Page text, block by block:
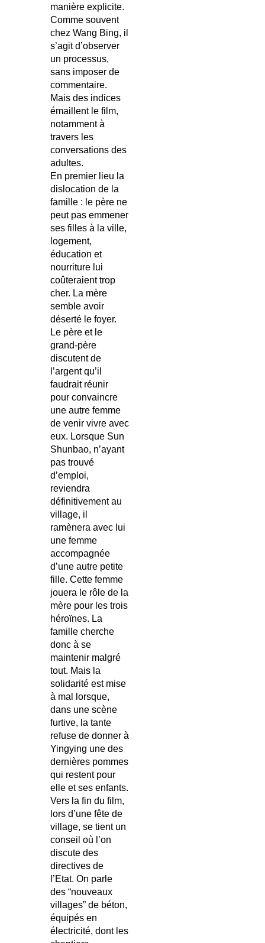
manière explicite.
Comme souvent
chez Wang Bing, il
s’agit d’observer
un processus,
sans imposer de
commentaire.
Mais des indices
émaillent le film,
notamment à
travers les
conversations des
adultes.
En premier lieu la
dislocation de la
famille : le père ne
peut pas emmener
ses filles à la ville,
logement,
éducation et
nourriture lui
coûteraient trop
cher. La mère
semble avoir
déserté le foyer.
Le père et le
grand-père
discutent de
l’argent qu’il
faudrait réunir
pour convaincre
une autre femme
de venir vivre avec
eux. Lorsque Sun
Shunbao, n’ayant
pas trouvé
d’emploi,
reviendra
définitivement au
village, il
ramènera avec lui
une femme
accompagnée
d’une autre petite
fille. Cette femme
jouera le rôle de la
mère pour les trois
héroïnes. La
famille cherche
donc à se
maintenir malgré
tout. Mais la
solidarité est mise
à mal lorsque,
dans une scène
furtive, la tante
refuse de donner à
Yingying une des
dernières pommes
qui restent pour
elle et ses enfants.
Vers la fin du film,
lors d’une fête de
village, se tient un
conseil où l’on
discute des
directives de
l’Etat. On parle
des “nouveaux
villages” de béton,
équipés en
électricité, dont les